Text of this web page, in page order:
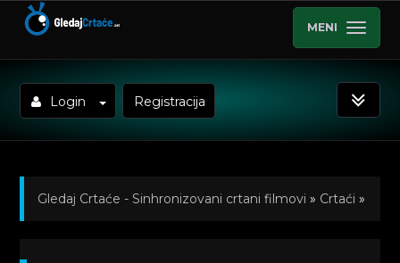
MENI
Login Registracija
Gledaj Crtaće - Sinhronizovani crtani filmovi » Crtaći »